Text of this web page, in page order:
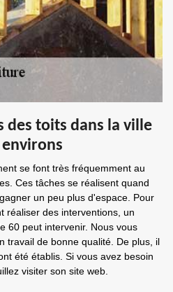
des toits dans la ville
se font très fréquemment au
Ces tâches se réalisent quand
un peu plus d'espace. Pour
réaliser des interventions, un
60 peut intervenir. Nous vous
travail de bonne qualité. De plus, il
été établis. Si vous avez besoin
visiter son site web.